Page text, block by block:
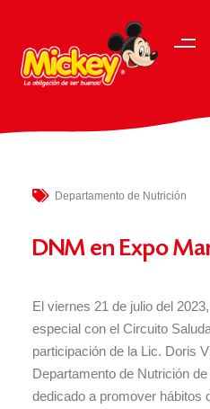
Departamento de Nutrición
DNM en Expo
El viernes 21 de julio del
especial con el Circuito
participación de la Lic. Doris
Departamento de Nutrición
dedicado a promover hábitos